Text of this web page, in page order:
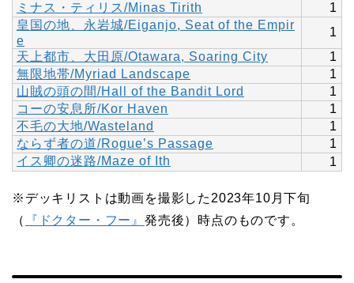
ミナス・ティリス/Minas Tirith
1
皇国の地、永岩城/Eiganjo, Seat of the Empir
e
1
天上都市、大田原/Otawara, Soaring City
1
無限地帯/Myriad Landscape
1
山賊の頭の間/Hall of the Bandit Lord
1
コーの安息所/Kor Haven
1
不毛の大地/Wasteland
1
ならず者の道/Rogue’s Passage
1
イス卿の迷路/Maze of Ith
1
※デッキリストは動画を撮影した2023年10月下旬
（
『ドクター・フー』発売後）時点のものです。